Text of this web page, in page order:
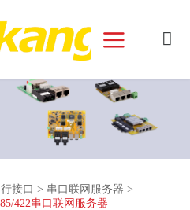
接口 > 串口联网服务器 >
422串口联网服务器